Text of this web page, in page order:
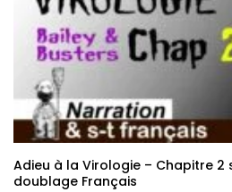
Adieu à la Virologie – Chapitre 2
doublage Français